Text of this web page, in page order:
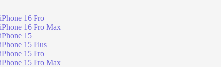
iPhone 16 Pro
iPhone 16 Pro Max
iPhone 15
iPhone 15 Plus
iPhone 15 Pro
iPhone 15 Pro Max